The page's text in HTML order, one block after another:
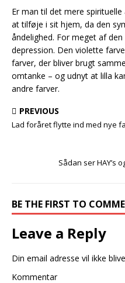
Er man til det mere
at tilføje i sit hjem, da den
åndelighed. For meget af
depression. Den violette
farver, der bliver brugt
omtanke – og udnyt at lilla
andre farver.
PREVIOUS
Lad foråret flytte ind med nye
Sådan ser HAY’s
BE THE FIRST TO
Leave a Reply
Din email adresse vil ikke
Kommentar